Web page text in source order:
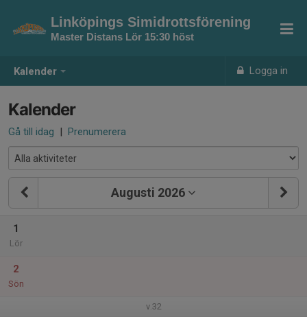
Kalender Logga in
Linköpings Simidrottsförening
Master Distans Lör 15:30 höst
Kalender
Gå till idag | Prenumerera
Augusti 2026
1
Lör
2
Sön
v.32